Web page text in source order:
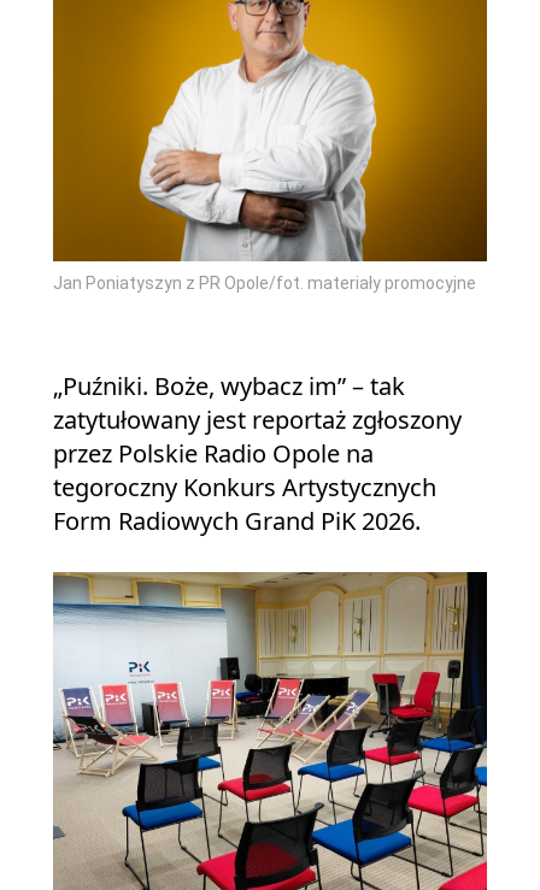
Jan Poniatyszyn z PR Opole/fot. materiały promocyjne
„Puźniki. Boże, wybacz im” – tak
zatytułowany jest reportaż zgłoszony
przez Polskie Radio Opole na
tegoroczny Konkurs Artystycznych
Form Radiowych Grand PiK 2026.